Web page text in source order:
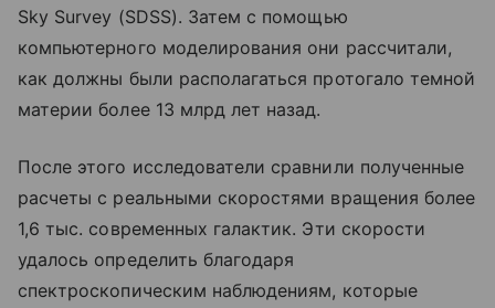
Sky Survey (SDSS). Затем с помощью
компьютерного моделирования они рассчитали,
как должны были располагаться протогало темной
материи более 13 млрд лет назад.
После этого исследователи сравнили полученные
расчеты с реальными скоростями вращения более
1,6 тыс. современных галактик. Эти скорости
удалось определить благодаря
спектроскопическим наблюдениям, которые